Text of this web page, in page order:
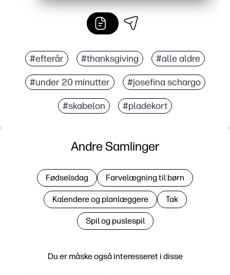
#efterår #thanksgiving #alle aldre
#under 20 minutter #josefina schargo
#skabelon #pladekort
Du er måske også interesseret i disse
Andre Samlinger
Fødselsdag Farvelægning til børn
Kalendere og planlæggere Tak
Spil og puslespil